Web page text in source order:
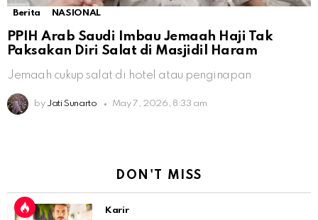
Berita NASIONAL
PPIH Arab Saudi Imbau Jemaah Haji Tak
Paksakan Diri Salat di Masjidil Haram
Jemaah cukup salat di hotel atau penginapan
by Jati Sunarto May 7, 2026, 8:33 am
DON'T MISS
Karir